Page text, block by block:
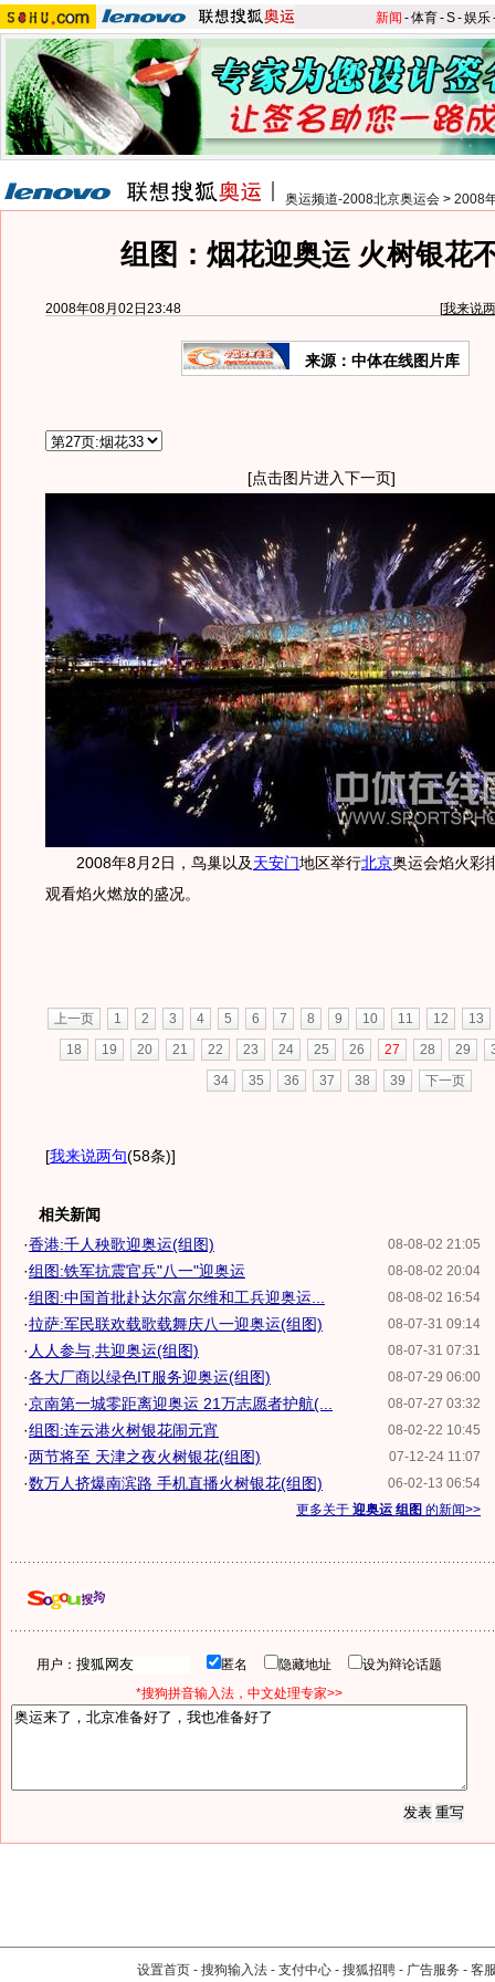
新闻 -体育-S-娱乐
奥运频道-2008北京奥运会 > 2008
组图：烟花迎奥运 火树银花
2008年08月02日23:48 [我来说
来源：中体在线图片库
[点击图片进入下一页]
2008年8月2日，鸟巢以及天安门地区举行北京奥运会焰火彩
观看焰火燃放的盛况。
上一页 1 2 3 4 5 6 7 8 9 10 11 12
13
18
19 20 21 22 23 24 25 26 27 28 29
34
35 36 37 38 39 下一页
[我来说两句(58条)]
相关新闻
08-08-02 21:05
·香港:千人秧歌迎奥运(组图)
08-08-02 20:04
·组图:铁军抗震官兵"八一"迎奥运
08-08-02 16:54
·组图:中国首批赴达尔富尔维和工兵迎奥运...
08-07-31 09:14
·拉萨:军民联欢载歌载舞庆八一迎奥运(组图)
08-07-31 07:31
· 人人参与,共迎奥运(组图)
08-07-29 06:00
·各大厂商以绿色IT服务迎奥运(组图)
08-07-27 03:32
·京南第一城零距离迎奥运 21万志愿者护航(...
08-02-22 10:45
·组图:连云港火树银花闹元宵
07-12-24 11:07
·两节将至 天津之夜火树银花(组图)
06-02-13 06:54
·数万人挤爆南滨路 手机直播火树银花(组图)
更多关于 迎奥运 组图 的新闻>>
用户： 匿名 隐藏地址
设为辩论话题
*搜狗拼音输入法，中文处理专家>>
设置首页 - 搜狗输入法 - 支付中心 - 搜狐招聘 - 广告服务 - 客